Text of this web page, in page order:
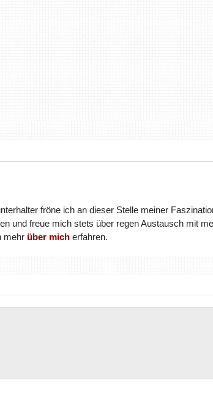
fröne ich an dieser Stelle meiner
und freue mich stets über regen Austausch mit
mehr über mich erfahren.